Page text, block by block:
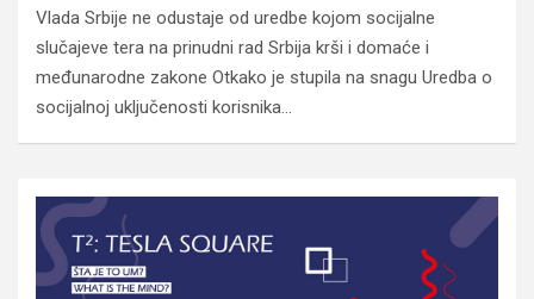
Vlada Srbije ne odustaje od uredbe kojom socijalne
slučajeve tera na prinudni rad Srbija krši i domaće i
međunarodne zakone Otkako je stupila na snagu Uredba o
socijalnoj uključenosti korisnika…